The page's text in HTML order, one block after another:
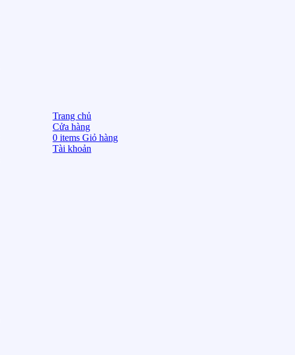
Trang chủ
Cửa hàng
0 items Giỏ hàng
Tài khoản